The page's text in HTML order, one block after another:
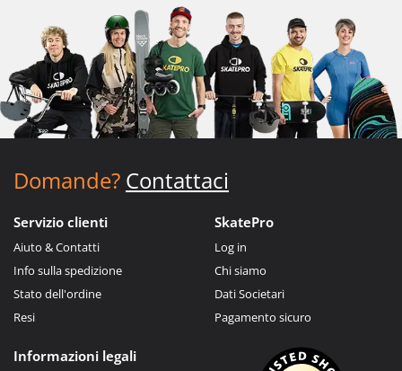
Domande? Contattaci
Servizio clienti
Aiuto & Contatti
Info sulla spedizione
Stato dell'ordine
Resi
SkatePro
Log in
Chi siamo
Dati Societari
Pagamento sicuro
Informazioni legali